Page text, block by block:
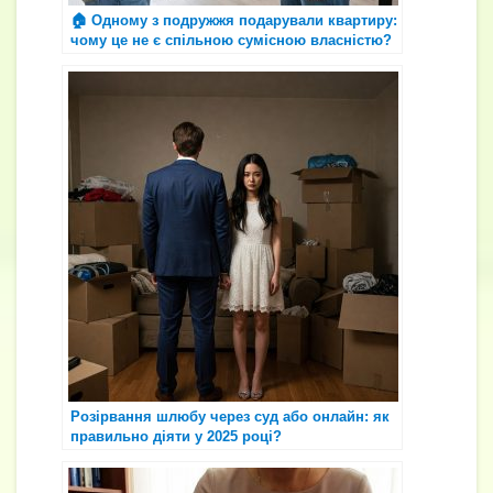
🏠 Одному з подружжя подарували квартиру:
чому це не є спільною сумісною власністю?
Розірвання шлюбу через суд або онлайн: як
правильно діяти у 2025 році?